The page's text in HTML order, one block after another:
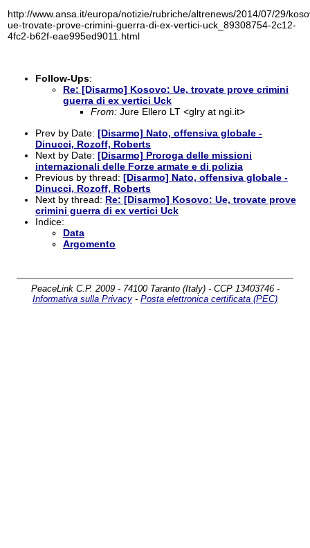
http://www.ansa.it/europa/notizie/rubriche/altrenews/2014/07/29/
ue-trovate-prove-crimini-guerra-di-ex-vertici-uck_89308754-2c12-
4fc2-b62f-eae995ed9011.html
Follow-Ups:
Re: [Disarmo] Kosovo: Ue, trovate prove crimini
guerra di ex vertici Uck
From:Jure Ellero LT <glry at ngi.it>
Prev by Date: [Disarmo] Nato, offensiva globale -
Dinucci, Rozoff, Roberts
Next by Date: [Disarmo] Proroga delle missioni
internazionali delle Forze armate e di polizia
Previous by thread: [Disarmo] Nato, offensiva globale -
Dinucci, Rozoff, Roberts
Next by thread: Re: [Disarmo] Kosovo: Ue, trovate prove
crimini guerra di ex vertici Uck
Indice:
Data
Argomento
PeaceLink C.P. 2009 - 74100 Taranto (Italy) - CCP 13403746 -
Informativa sulla Privacy - Posta elettronica certificata (PEC)